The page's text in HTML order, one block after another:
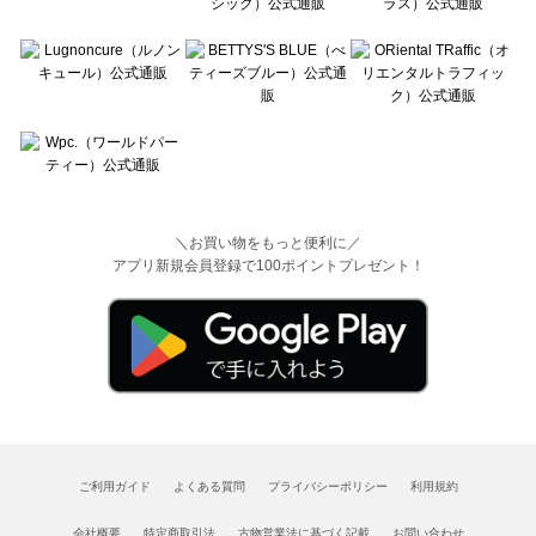
＼お買い物をもっと便利に／
アプリ新規会員登録で100ポイントプレゼント！
ご利用ガイド よくある質問 プライバシーポリシー 利用規約
会社概要 特定商取引法 古物営業法に基づく記載 お問い合わせ